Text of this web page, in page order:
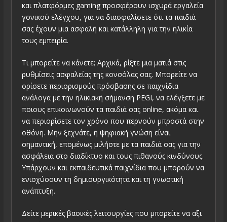
και πλατφόρμες gaming προσφέρουν ισχυρά εργαλεία
γονικού ελέγχου, για να διασφαλίσετε ότι τα παιδιά
σας έχουν μια ασφαλή και κατάλληλη για την ηλικία
τους εμπειρία.
Τι μπορείτε να κάνετε; Αρχικά, ρίξτε μια ματιά στις
ρυθμίσεις ασφαλείας της κονσόλας σας. Μπορείτε να
ορίσετε περιορισμούς πρόσβασης σε παιχνίδια
ανάλογα με την ηλικιακή σήμανση PEGI, να ελέγξετε με
ποιους επικοινωνούν τα παιδιά σας online, ακόμα και
να περιορίσετε τον χρόνο που περνούν μπροστά στην
οθόνη. Μην ξεχνάτε, η ψηφιακή γνώση είναι
σημαντική, επομένως μιλήστε με τα παιδιά σας για την
ασφάλεια στο διαδίκτυο και τους πιθανούς κινδύνους.
Υπάρχουν και εκπαιδευτικά παιχνίδια που μπορούν να
ενισχύσουν τη δημιουργικότητα και τη γνωστική
ανάπτυξη.
Δείτε μερικές βασικές λειτουργίες που μπορείτε να αξι